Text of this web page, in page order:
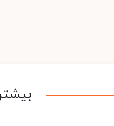
بیشتر